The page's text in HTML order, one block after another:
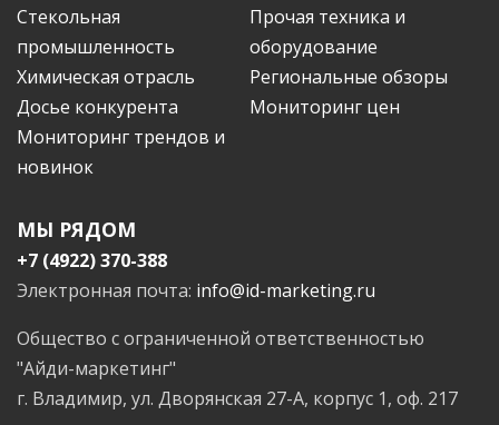
Стекольная
промышленность
Прочая техника и
оборудование
Химическая отрасль
Региональные обзоры
Досье конкурента
Мониторинг цен
Мониторинг трендов и
новинок
МЫ РЯДОМ
+7 (4922) 370-388
Электронная почта: info@id-marketing.ru
Общество с ограниченной ответственностью
"Айди-маркетинг"
г. Владимир, ул. Дворянская 27-А, корпус 1, оф. 217